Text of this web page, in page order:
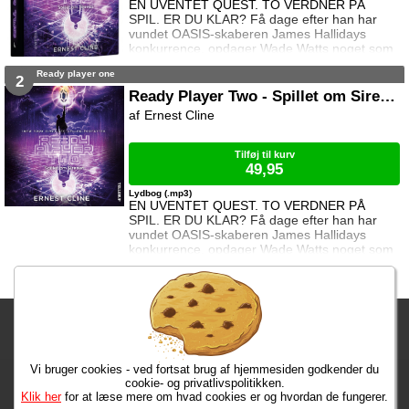
EN UVENTET QUEST. TO VERDNER PÅ
SPIL. ER DU KLAR? Få dage efter han har
vundet OASIS-skaberen James Hallidays
konkurrence, opdager Wade Watts noget som
vil ændre alt. En teknologisk anordning ligger
arving skal finde den. Den kan gøre OASIS
tusind gange mere fantastisk … og
afhængighedsskabende … end Wades
en ny gåde og en ny quest: et sidste
2 Ready player one
Ready Player Two - Spillet om Sirenen
EN UVENTET QUEST. TO VERDNER PÅ
SPIL. ER DU KLAR? Få dage efter han har
vundet OASIS-skaberen James Hallidays
konkurrence, opdager Wade Watts noget som
vil ændre alt. En teknologisk anordning ligger
skjult i Hallidays arkiv og venter på at hans
arving skal finde den. Den kan gøre OASIS
tusind gange mere fantastisk … og
afhængighedsskabende … end Wades
vildeste fantasier. Med anordningen kommer
en ny gåde og en ny quest: et sidste
Lydbog (.mp3)
Ernest Cline
Tilføj til kurv
49,95
Fragtgebyret er DKK 59,95 • Fragtgebyret bortfalder ved køb over
DKK 299,00
Bestiller du inden kl. 13:00 har du dine varer på mandag!
Max 50 kr. Bøger til en 🐕
Vi bruger cookies - ved fortsat brug af hjemmesiden godkender du
cookie- og privatlivspolitikken.
Klik herfor at læse mere om hvad cookies er og hvordan de fungerer.